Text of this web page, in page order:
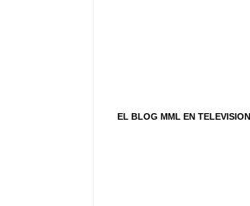
EL BLOG MML EN TELEVISION